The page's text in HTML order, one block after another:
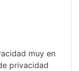
muy en
privacidad